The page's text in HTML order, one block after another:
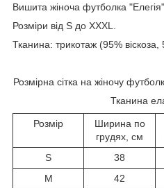
Вишита жіноча футболка "Елегія"
Розміри від S до XXXL.
Тканина: трикотаж (95% віскоза,
Розмірна сітка на жіночу
Тканина
Розмір
Ширина по
грудях, см
S
38
M
42